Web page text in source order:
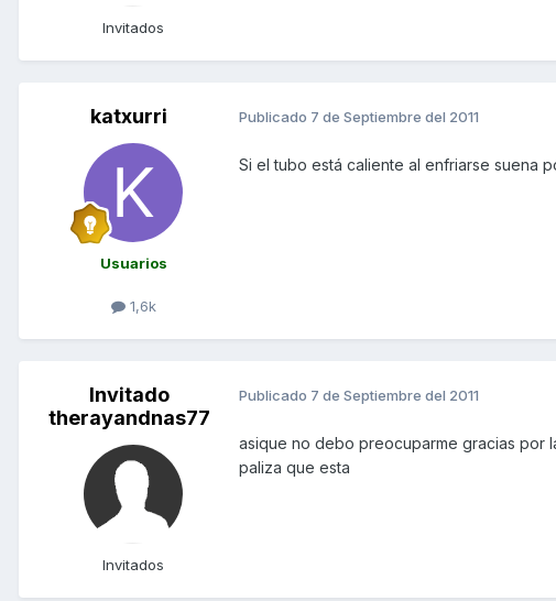
Invitados
katxurri
Usuarios
1,6k
Publicado 7 de Septiembre del 2011
Si el tubo está caliente al enfriarse suena
Invitado
therayandnas77
Invitados
Publicado 7 de Septiembre del 2011
asique no debo preocuparme gracias por
paliza que esta